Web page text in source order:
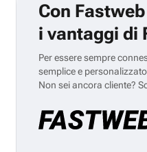
Con
i vantaggi di
Per essere sempre
semplice e
Non sei ancora cliente?